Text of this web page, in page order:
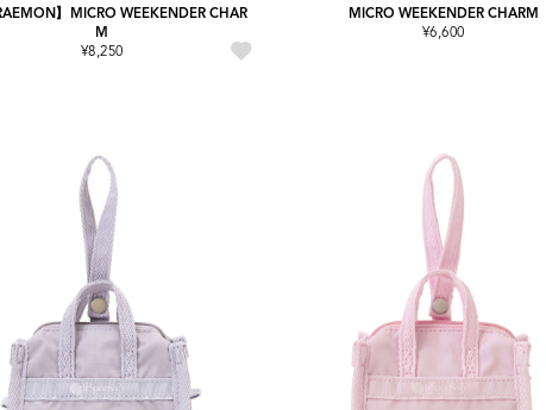
】MICRO WEEKENDER CHAR
M
¥8,250
MICRO WEEKENDER CHARM
¥6,600